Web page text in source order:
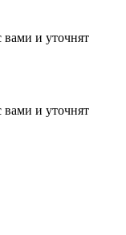
вами и уточнят
вами и уточнят